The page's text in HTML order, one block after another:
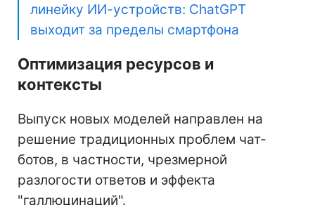
линейку ИИ-устройств: ChatGPT
выходит за пределы смартфона
Оптимизация ресурсов и
контексты
Выпуск новых моделей направлен на
решение традиционных проблем чат-
ботов, в частности, чрезмерной
разлогости ответов и эффекта
"галлюцинаций".